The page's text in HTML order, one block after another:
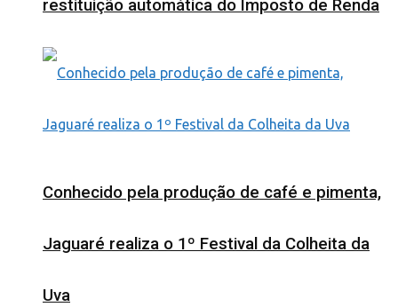
restituição automática do Imposto de Renda
Conhecido pela produção de café e pimenta,
Jaguaré realiza o 1º Festival da Colheita da
Uva